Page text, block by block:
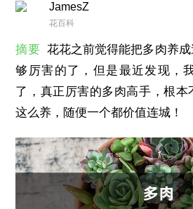
JamesZ
花百科
摘要 花花之前觉得能把多肉养
够厉害的了，但是最近发现，
了，真正厉害的多肉高手，根本
这么养，随便一个都价值连城！